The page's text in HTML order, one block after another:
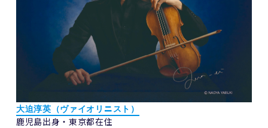
大迫淳英 （ヴァイオリニスト）
鹿児島出身・東京都在住